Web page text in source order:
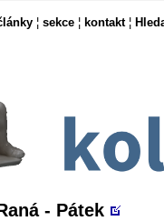
¦ sekce ¦ kontakt¦
- Pátek